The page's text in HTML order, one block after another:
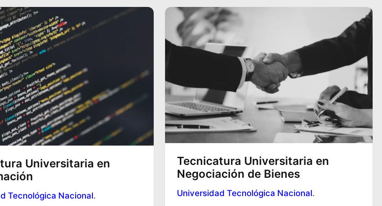
Universitaria en
Tecnológica Nacional.
Tecnicatura Universitaria en
Negociación de Bienes
Universidad Tecnológica Nacional.